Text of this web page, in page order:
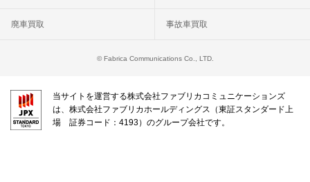
廃車買取 事故車買取
© Fabrica Communications Co., LTD.
当サイトを運営する株式会社ファブリカコミュニケーションズ
は、株式会社ファブリカホールディングス（東証スタンダード上
場 証券コード：4193）のグループ会社です。